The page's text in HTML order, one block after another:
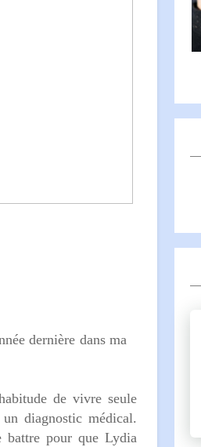
dernière dans ma
de vivre seule
diagnostic médical.
battre pour que Lydia